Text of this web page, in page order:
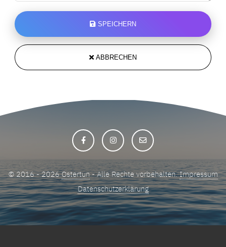
SPEICHERN
ABBRECHEN
© 2016 - 2026Ostertun- Alle Rechte vorbehalten.Impressum
Datenschutzerklärung